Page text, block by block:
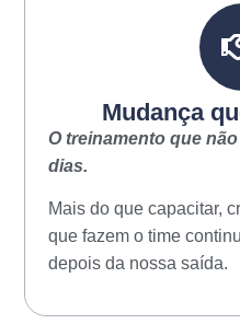
Mudança
O treinamento que
dias.
Mais do que capacitar,
que fazem o time
depois da nossa saída.